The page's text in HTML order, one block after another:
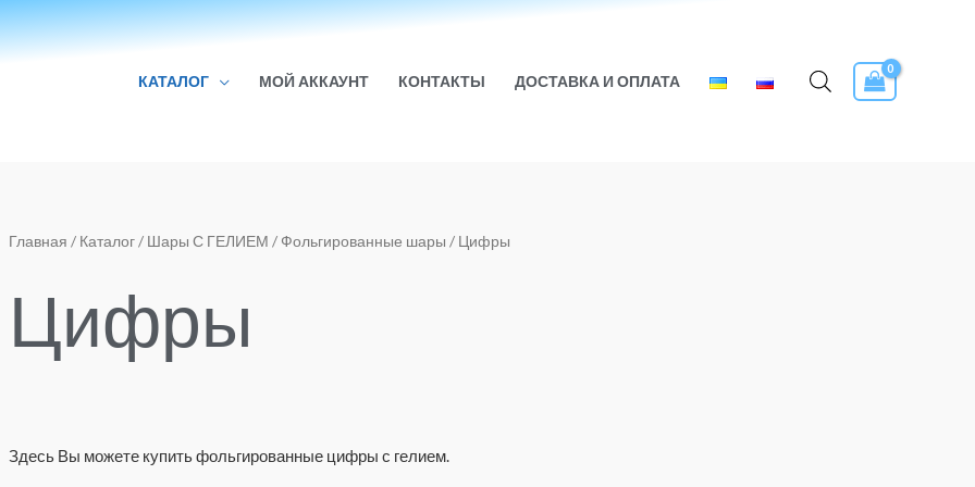
КАТАЛОГ МОЙ АККАУНТ КОНТАКТЫ ДОСТАВКА И ОПЛАТА
Главная / Каталог/ Шары С ГЕЛИЕМ / Фольгированные шары / Цифры
Цифры
Здесь Вы можете купить фольгированные цифры с гелием.
Сортировка:
по